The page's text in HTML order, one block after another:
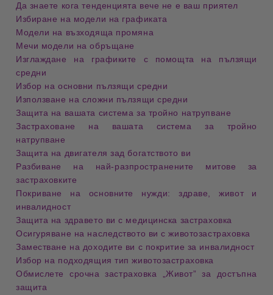
Да знаете кога тенденцията вече не е ваш приятел
Избиране на модели на графиката
Модели на възходяща промяна
Мечи модели на обръщане
Изглаждане на графиките с помощта на пълзящи
средни
Избор на основни пълзящи средни
Използване на сложни пълзящи средни
Защита на вашата система за тройно натрупване
Застраховане на вашата система за тройно
натрупване
Защита на двигателя зад богатството ви
Разбиване на най-разпространените митове за
застраховките
Покриване на основните нужди: здраве, живот и
инвалидност
Защита на здравето ви с медицинска застраховка
Осигуряване на наследството ви с животозастраховка
Заместване на доходите ви с покритие за инвалидност
Избор на подходящия тип животозастраховка
Обмислете срочна застраховка „Живот” за достъпна
защита